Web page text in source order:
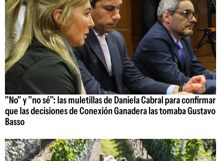
"No" y "no sé": las muletillas de Daniela Cabral para confirmar
que las decisiones de Conexión Ganadera las tomaba Gustavo
Basso